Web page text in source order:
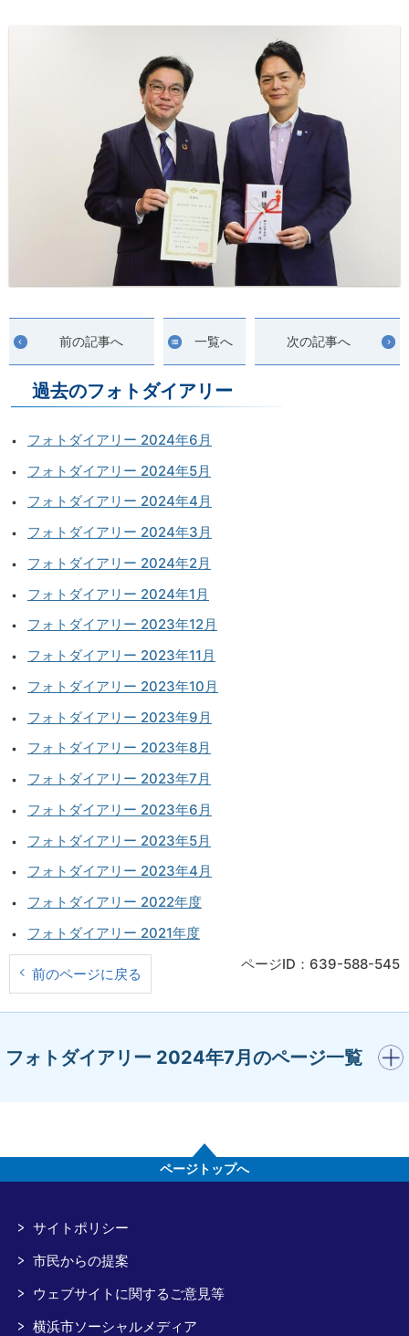
前の記事へ 一覧へ 次の記事へ
過去のフォトダイアリー
フォトダイアリー 2024年6月
フォトダイアリー 2024年5月
フォトダイアリー 2024年4月
フォトダイアリー 2024年3月
フォトダイアリー 2024年2月
フォトダイアリー 2024年1月
フォトダイアリー 2023年12月
フォトダイアリー 2023年11月
フォトダイアリー 2023年10月
フォトダイアリー 2023年9月
フォトダイアリー 2023年8月
フォトダイアリー 2023年7月
フォトダイアリー 2023年6月
フォトダイアリー 2023年5月
フォトダイアリー 2023年4月
フォトダイアリー 2022年度
フォトダイアリー 2021年度
前のページに戻る
ページID：639-588-545
フォトダイアリー 2024年7月のページ一覧
開く
ページトップへ
サイトポリシー
市民からの提案
ウェブサイトに関するご意見等
横浜市ソーシャルメディア